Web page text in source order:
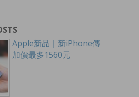
Apple新品｜新iPhone傳
加價最多1560元